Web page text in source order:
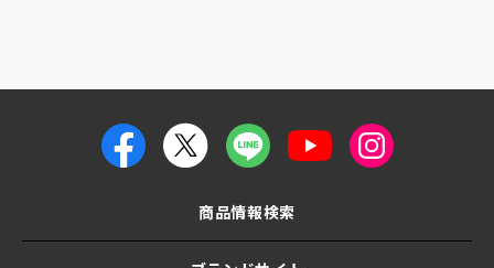
商品情報検索